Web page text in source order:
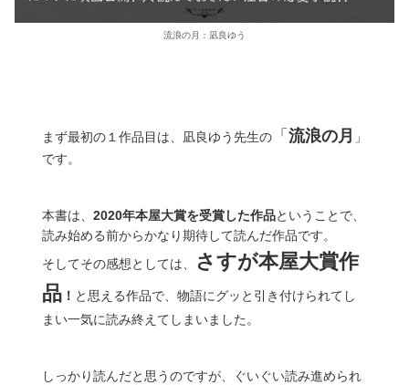
流浪の月：凪良ゆう
まず最初の１作品目は、凪良ゆう先生の 「 流浪の月
」
です。
本書は、 2020年本屋大賞を受賞した作品ということで、
読み始める前からかなり期待して読んだ作品です。
そしてその感想としては、
さすが本屋大賞作
品 ！ と思える作品で、物語にグッと引き付けられてし
まい一気に読み終えてしまいました。
しっかり読んだと思うのですが、ぐいぐい読み進められ